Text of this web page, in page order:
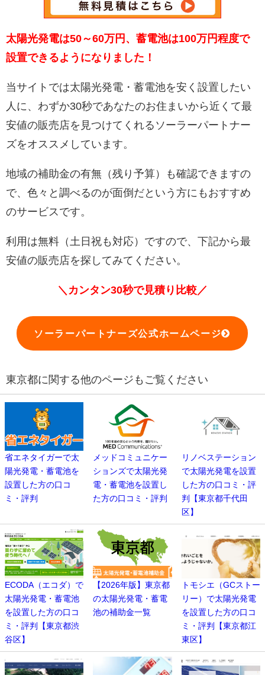
太陽光発電は50～60万円、蓄電池は100万円程度で
設置できるようになりました！
当サイトでは太陽光発電・蓄電池を安く設置したい
人に、わずか30秒であなたのお住まいから近くて最
安値の販売店を見つけてくれるソーラーパートナー
ズをオススメしています。
地域の補助金の有無（残り予算）も確認できますの
で、色々と調べるのが面倒だという方にもおすすめ
のサービスです。
利用は無料（土日祝も対応）ですので、下記から最
安値の販売店を探してみてください。
＼カンタン30秒で見積り比較／
ソーラーパートナーズ公式ホームページ
東京都に関する他のページもご覧ください
省エネタイガーで太
陽光発電・蓄電池を
設置した方の口コ
ミ・評判
メッドコミュニケー
ションズで太陽光発
電・蓄電池を設置し
た方の口コミ・評判
リノベステーション
で太陽光発電を設置
した方の口コミ・評
判【東京都千代田
区】
ECODA（エコダ）で
太陽光発電・蓄電池
を設置した方の口コ
ミ・評判【東京都渋
谷区】
【2026年版】東京都
の太陽光発電・蓄電
池の補助金一覧
トモシエ（GCストー
リー）で太陽光発電
を設置した方の口コ
ミ・評判【東京都江
東区】